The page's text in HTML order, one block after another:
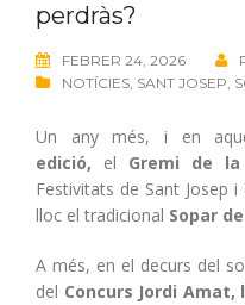
perdràs?
FEBRER 24, 2026
NOTÍCIES, SANT JOSEP,
Un any més, i en
edició, el Gremi de la
Festivitats de Sant Josep
lloc el tradicional Sopar
A més, en el decurs del
del Concurs Jordi Amat,